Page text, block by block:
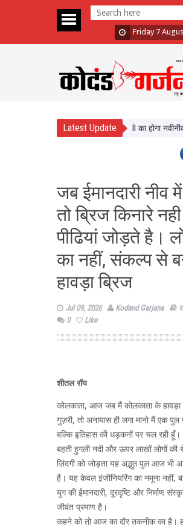
Friday 7
Latest Update
मिलेगी बेहतर सुविधा, Hidden Pull का होगा नवीनीकरण
जब ईमानदारी नीव
तो ब्रिज किनारे नही
पीढियां जोड़ते है।
का नहीं, संकल्प से
हावड़ा ब्रिज
Jul 09, 2026 Kodand Garjana
0
Like
शीतल रॉय
कोलकाता, आज जब मैं कोलकाता के हावड़ा
गुज़री, तो अनायास ही लगा मानो मैं एक पुल
बल्कि इतिहास की धड़कनों पर चल रही हूँ।
बहती हुगली नदी और ऊपर लाखों लोगों की
ज़िंदगी को जोड़ता यह अद्भुत पुल आज भी
है। यह केवल इंजीनियरिंग का नमूना नहीं,
युग की ईमानदारी, दूरदृष्टि और निर्माण
जीवंत प्रमाण है।
कहने को तो आज का दौर तकनीक का है।